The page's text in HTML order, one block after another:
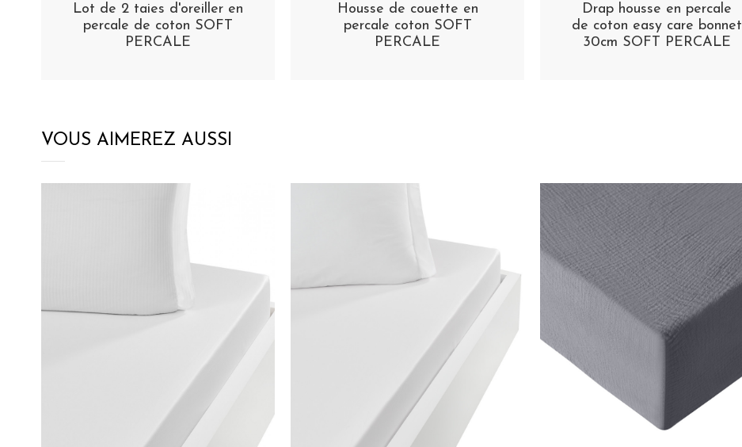
Lot de 2 taies d'oreiller en
percale de coton SOFT
PERCALE
Housse de couette en
percale coton SOFT
PERCALE
Drap housse en percale
de coton easy care bonnet
30cm SOFT PERCALE
VOUS AIMEREZ AUSSI